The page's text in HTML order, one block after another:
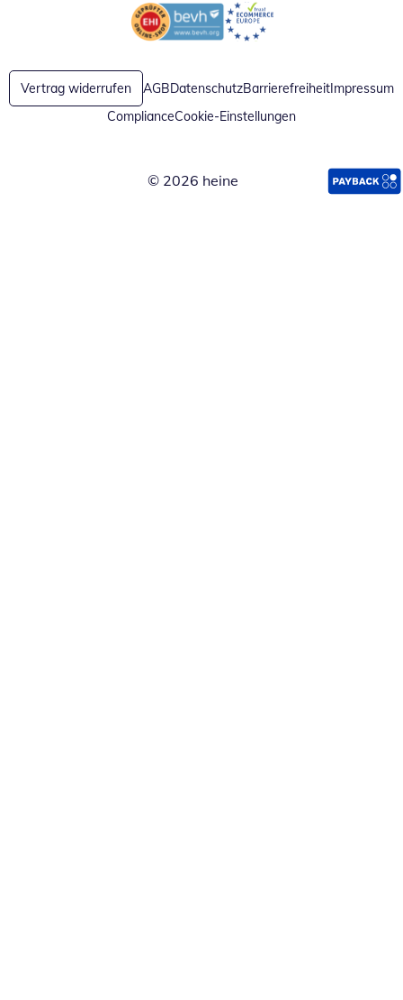
Öffnet in neuem FensterÖffnet in neuem Fenster
Vertrag widerrufen AGBDatenschutzBarrierefreiheitImpressum
ComplianceCookie-Einstellungen
© 2026 heine